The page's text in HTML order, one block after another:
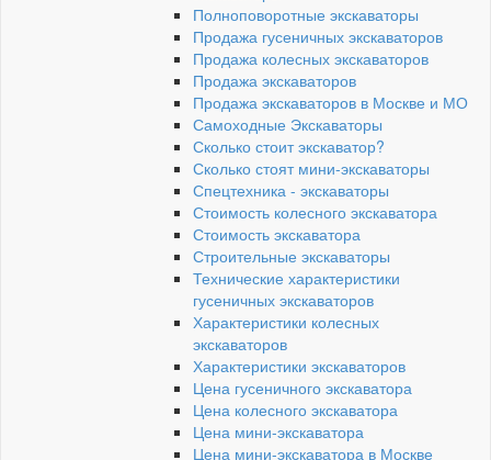
Полноповоротные экскаваторы
Продажа гусеничных экскаваторов
Продажа колесных экскаваторов
Продажа экскаваторов
Продажа экскаваторов в Москве и МО
Самоходные Экскаваторы
Сколько стоит экскаватор?
Сколько стоят мини-экскаваторы
Спецтехника - экскаваторы
Стоимость колесного экскаватора
Стоимость экскаватора
Строительные экскаваторы
Технические характеристики
гусеничных экскаваторов
Характеристики колесных
экскаваторов
Характеристики экскаваторов
Цена гусеничного экскаватора
Цена колесного экскаватора
Цена мини-экскаватора
Цена мини-экскаватора в Москве